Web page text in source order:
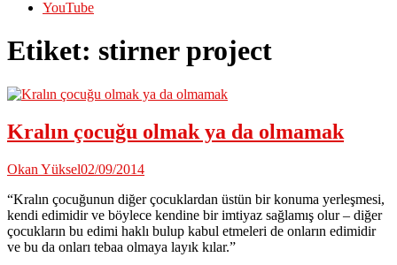
YouTube
Etiket: stirner project
Kralın çocuğu olmak ya da olmamak
Okan Yüksel02/09/2014
“Kralın çocuğunun diğer çocuklardan üstün bir konuma yerleşmesi,
kendi edimidir ve böylece kendine bir imtiyaz sağlamış olur – diğer
çocukların bu edimi haklı bulup kabul etmeleri de onların edimidir
ve bu da onları tebaa olmaya layık kılar.”